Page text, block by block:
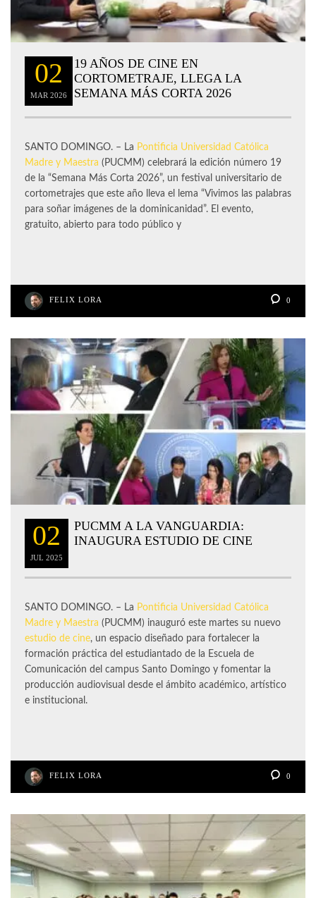
02
MAR 2026
19 AÑOS DE CINE EN
CORTOMETRAJE, LLEGA LA
SEMANA MÁS CORTA 2026
SANTO DOMINGO. – La Pontificia Universidad Católica
Madre y Maestra (PUCMM) celebrará la edición número 19
de la “Semana Más Corta 2026”, un festival universitario de
cortometrajes que este año lleva el lema “Vivimos las palabras
para soñar imágenes de la dominicanidad”. El evento,
gratuito, abierto para todo público y
FELIX LORA 0
02
JUL 2025
PUCMM A LA VANGUARDIA:
INAUGURA ESTUDIO DE CINE
SANTO DOMINGO. – La Pontificia Universidad Católica
Madre y Maestra (PUCMM) inauguró este martes su nuevo
estudio de cine, un espacio diseñado para fortalecer la
formación práctica del estudiantado de la Escuela de
Comunicación del campus Santo Domingo y fomentar la
producción audiovisual desde el ámbito académico, artístico
e institucional.
FELIX LORA 0